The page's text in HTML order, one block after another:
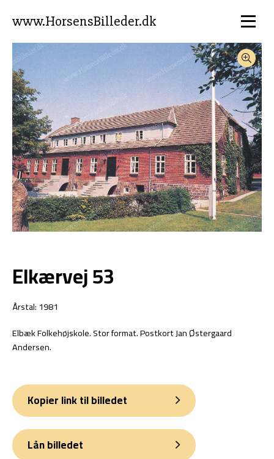
www.HorsensBilleder.dk
Elkærvej 53
Årstal: 1981
Elbæk Folkehøjskole. Stor format. Postkort Jan Østergaard
Andersen.
Kopier link til billedet
Lån billedet